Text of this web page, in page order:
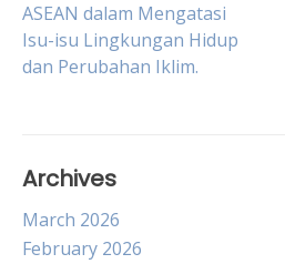
navigation
ASEAN dalam Mengatasi
Isu-isu Lingkungan Hidup
dan Perubahan Iklim.
Archives
March 2026
February 2026